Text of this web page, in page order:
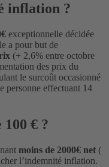
inflation ?
exceptionnelle décidée
a pour but de
(+ 2,6% entre octobre
des prix du
le surcoût occasionné
personne effectuant 14
€ ?
moins de 2000€ net (
l’indemnité inflation.